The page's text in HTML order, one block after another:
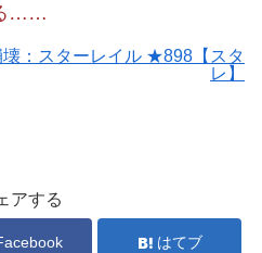
……
壊：スターレイル ★898【スタ
レ】
アする
はてブ